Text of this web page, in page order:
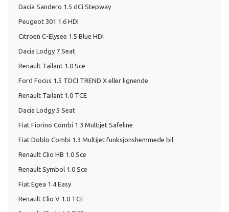
Dacia Sandero 1.5 dCi Stepway
Peugeot 301 1.6 HDI
Citroen C-Elysee 1.5 Blue HDI
Dacia Lodgy 7 Seat
Renault Tailant 1.0 Sce
Ford Focus 1.5 TDCI TREND X eller lignende
Renault Tailant 1.0 TCE
Dacia Lodgy 5 Seat
Fiat Fiorino Combi 1.3 Multijet Safeline
Fiat Doblo Combi 1.3 Multijet funksjonshemmede bil
Renault Clio HB 1.0 Sce
Renault Symbol 1.0 Sce
Fiat Egea 1.4 Easy
Renault Clio V 1.0 TCE